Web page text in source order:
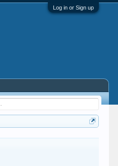
Log in or Sign up